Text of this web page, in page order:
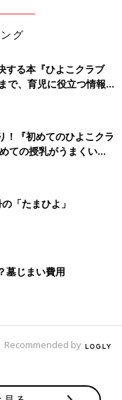
グ
する本『ひよこクラブ
、育児に役立つ情報が
！『初めてのひよこクラ
ての授乳がうまくい
と夏のトラブル 解決テ
「たまひよ」
墓じまい費用
Recommended by